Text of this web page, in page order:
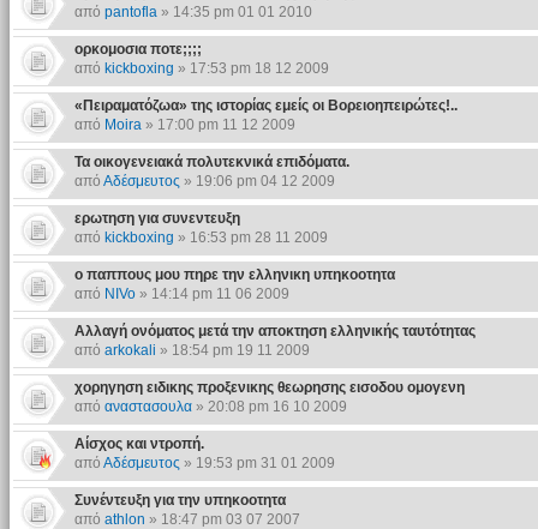
από pantofla» 14:35 pm 01 01 2010
ορκομοσια ποτε;;;;
από kickboxing » 17:53 pm 18 12 2009
«Πειραματόζωα» της ιστορίας εμείς οι Βορειοηπειρώτες!..
από Moira» 17:00 pm 11 12 2009
Τα οικογενειακά πολυτεκνικά επιδόματα.
από Αδέσμευτος » 19:06 pm 04 12 2009
ερωτηση για συνεντευξη
από kickboxing » 16:53 pm 28 11 2009
ο παππους μου πηρε την ελληνικη υπηκοοτητα
από NIVo» 14:14 pm 11 06 2009
Αλλαγή ονόματος μετά την αποκτηση ελληνικής ταυτότητας
από arkokali » 18:54 pm 19 11 2009
χορηγηση ειδικης προξενικης θεωρησης εισοδου ομογενη
από αναστασουλα» 20:08 pm 16 10 2009
Αίσχος και ντροπή.
από Αδέσμευτος » 19:53 pm 31 01 2009
Συνέντευξη για την υπηκοοτητα
από athlon » 18:47 pm 03 07 2007